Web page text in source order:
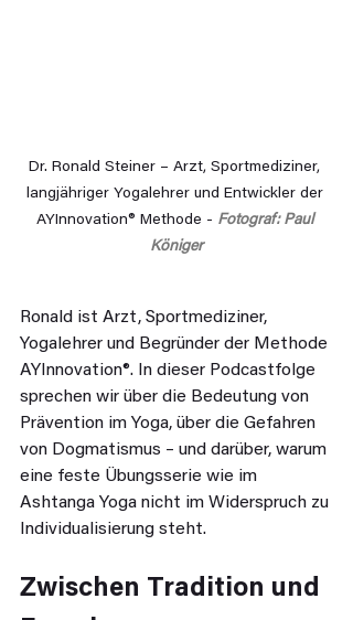
Dr. Ronald Steiner – Arzt, Sportmediziner,
langjähriger Yogalehrer und Entwickler der
AYInnovation® Methode - Fotograf: Paul
Königer
Ronald ist Arzt, Sportmediziner,
Yogalehrer und Begründer der Methode
AYInnovation®. In dieser Podcastfolge
sprechen wir über die Bedeutung von
Prävention im Yoga, über die Gefahren
von Dogmatismus – und darüber, warum
eine feste Übungsserie wie im
Ashtanga Yoga nicht im Widerspruch zu
Individualisierung steht.
Zwischen Tradition und